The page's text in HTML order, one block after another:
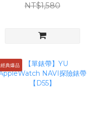
NT$1,580
經典爆品